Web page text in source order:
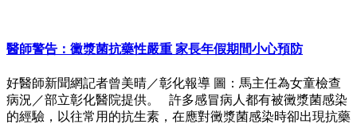
醫師警告：黴漿菌抗藥性嚴重 家長年假期間小心預防
好醫師新聞網記者曾美晴／彰化報導 圖：馬主任為女童檢查
病況／部立彰化醫院提供。 許多感冒病人都有被黴漿菌感染
的經驗，以往常用的抗生素，在應對黴漿菌感染時卻出現抗藥